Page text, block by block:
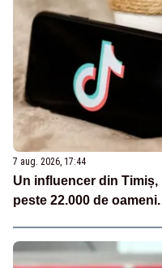
7 aug. 2026, 17:44
Un influencer din
peste 22.000 de